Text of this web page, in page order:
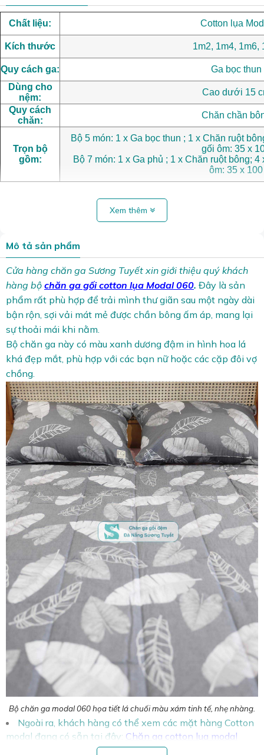
Chất liệu: Cotton lụa
Kích thước 1m2, 1m4, 1m6,
Quy cách ga:
Ga bọc thun
Dùng cho
nệm:
Cao dưới 15
Quy cách
chăn:
Chăn chần
Trọn bộ
gồm:
Bộ 5 món: 1 x Ga bọc thun ; 1 x Chăn ruột
gối ôm: 35 x
Bộ 7 món: 1 x Ga phủ ; 1 x Chăn ruột bông; 4
ôm: 35 x 100
Xem thêm
Mô tả sản phẩm
Cửa hàng chăn ga Sương Tuyết xin giới thiệu quý khách
hàng bộ chăn ga gối cotton lụa Modal 060. Đây là sản
phẩm rất phù hợp để trải mình thư giãn sau một ngày dài
bận rộn, sợi vải mát mẻ được chần bông ấm áp, mang lại
sự thoải mái khi nằm.
Bộ chăn ga này có màu xanh dương đậm in hình hoa lá
khá đẹp mắt, phù hợp với các bạn nữ hoặc các cặp đôi vợ
chồng.
Bộ chăn ga modal 060 họa tiết lá chuối màu xám tinh tế, nhẹ nhàng.
Ngoài ra, khách hàng có thể xem các mặt hàng Cotton
modal đang có sẵn tại đây: Chăn ga cotton lụa modal